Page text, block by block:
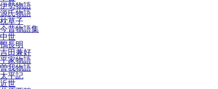
伊勢物語
源氏物語
枕草子
今昔物語集
中世
鴨長明
吉田兼好
平家物語
曽我物語
太平記
近世